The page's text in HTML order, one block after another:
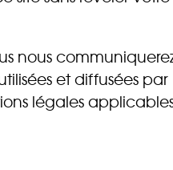
nous
et diffusées
légales